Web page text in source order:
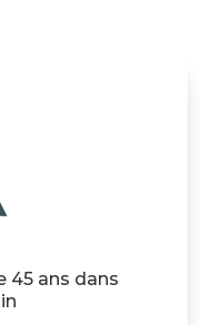
45 ans dans